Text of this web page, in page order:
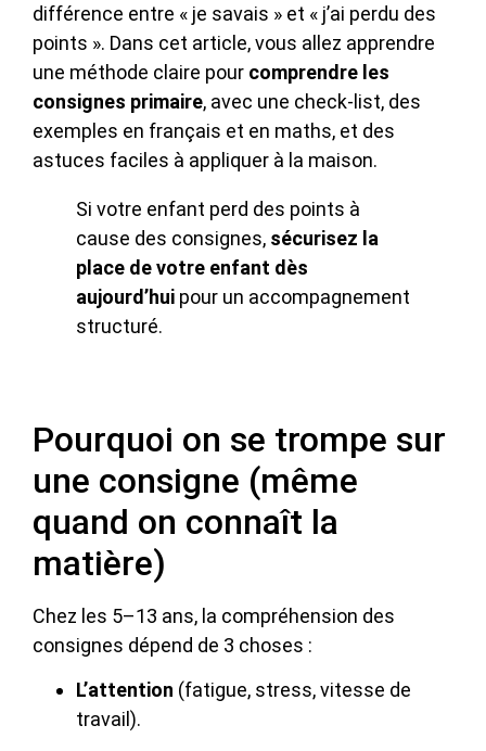
différence entre « je savais » et « j’ai perdu des
points ». Dans cet article, vous allez apprendre
une méthode claire pour comprendre les
consignes primaire, avec une check-list, des
exemples en français et en maths, et des
astuces faciles à appliquer à la maison.
Si votre enfant perd des points à
cause des consignes, sécurisez la
place de votre enfant dès
aujourd’hui pour un accompagnement
structuré.
Pourquoi on se trompe sur
une consigne (même
quand on connaît la
matière)
Chez les 5–13 ans, la compréhension des
consignes dépend de 3 choses :
L’attention (fatigue, stress, vitesse de
travail).